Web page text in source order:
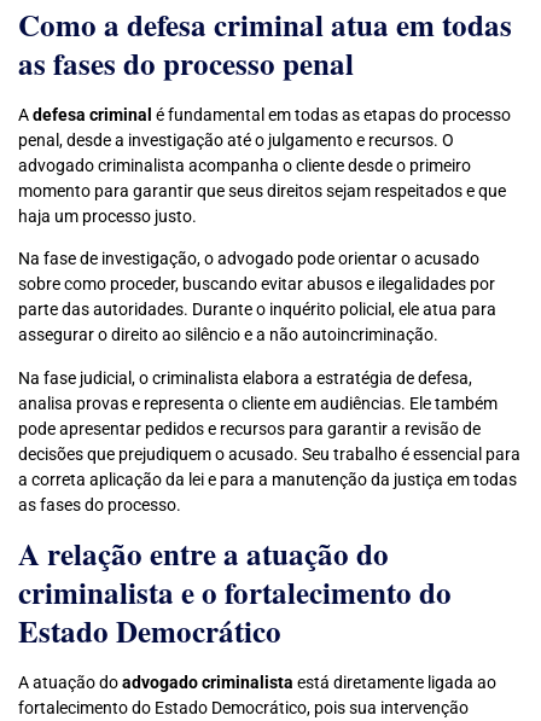
Como a defesa criminal atua em todas
as fases do processo penal
Adefesa criminal é fundamental em todas as etapas do processo
penal, desde a investigação até o julgamento e recursos. O
advogado criminalista acompanha o cliente desde o primeiro
momento para garantir que seus direitos sejam respeitados e que
haja um processo justo.
Na fase de investigação, o advogado pode orientar o acusado
sobre como proceder, buscando evitar abusos e ilegalidades por
parte das autoridades. Durante o inquérito policial, ele atua para
assegurar o direito ao silêncio e a não autoincriminação.
Na fase judicial, o criminalista elabora a estratégia de defesa,
analisa provas e representa o cliente em audiências. Ele também
pode apresentar pedidos e recursos para garantir a revisão de
decisões que prejudiquem o acusado. Seu trabalho é essencial para
a correta aplicação da lei e para a manutenção da justiça em todas
as fases do processo.
A relação entre a atuação do
criminalista e o fortalecimento do
Estado Democrático
A atuação doadvogado criminalista está diretamente ligada ao
fortalecimento do Estado Democrático, pois sua intervenção